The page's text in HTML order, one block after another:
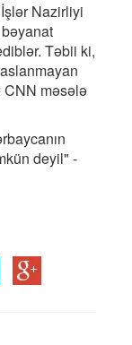
Nazirliyi
Təbii ki,
CNN məsələ
deyil" -